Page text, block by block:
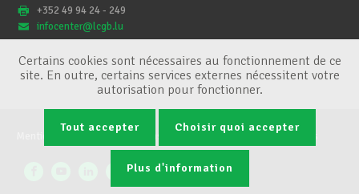
+352 49 94 24 - 249
infocenter@lcgb.lu
Conditions générales Gestion des cookies
Certains cookies sont nécessaires au fonctionnement de ce
site. En outre, certains services externes nécessitent votre
autorisation pour fonctionner.
Tout accepter Choisir quoi accepter
Plus d'information